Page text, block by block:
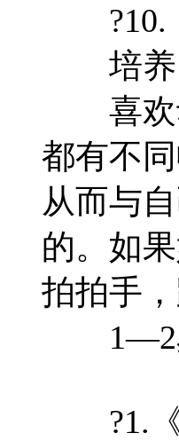
?10.《
培养：
喜欢动
都有不
从而与
的。如
拍拍手
1—2
?1.《